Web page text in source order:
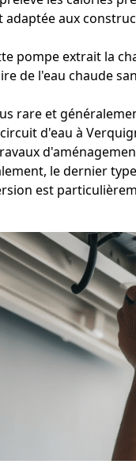
aux
pompe extrait la
de l'eau chaude
rare et
d'eau à
le dernier
est